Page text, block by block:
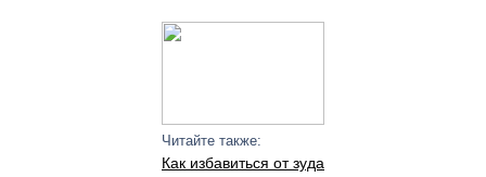
Читайте также:
Как избавиться от зуда